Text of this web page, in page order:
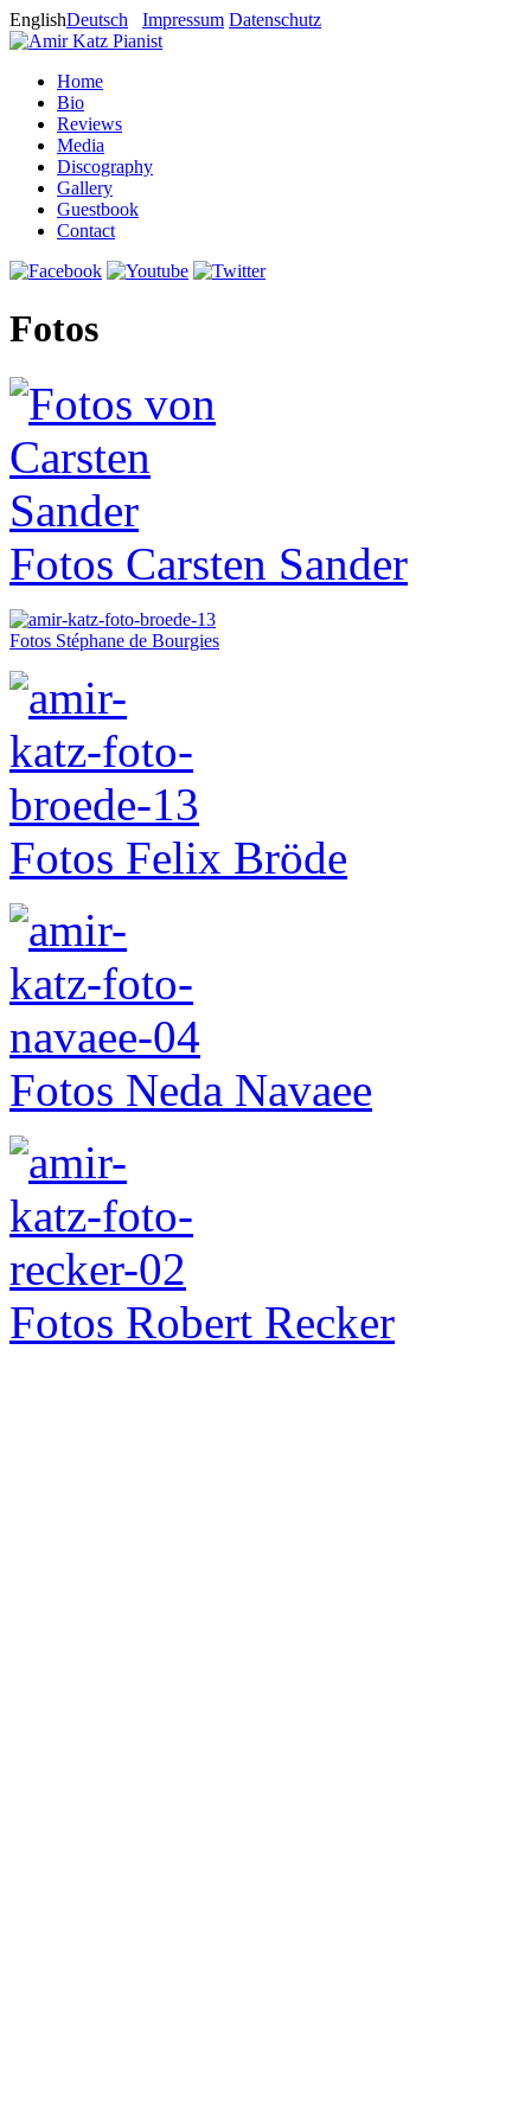
EnglishDeutsch Impressum Datenschutz
Home
Bio
Reviews
Media
Discography
Gallery
Guestbook
Contact
Fotos
Fotos Carsten Sander
Fotos Stéphane de Bourgies
Fotos Felix Bröde
Fotos Neda Navaee
Fotos Robert Recker